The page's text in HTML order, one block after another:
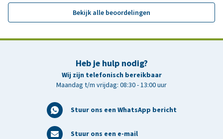
Bekijk alle beoordelingen
Heb je hulp nodig?
Wij zijn telefonisch bereikbaar
Maandag t/m vrijdag: 08:30 - 13:00 uur
Stuur ons een WhatsApp bericht
Stuur ons een e-mail